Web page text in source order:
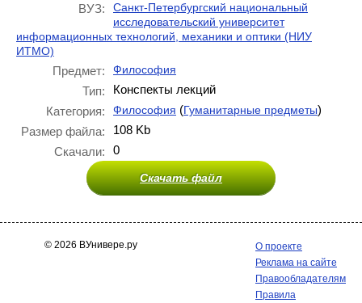
ВУЗ:
Санкт-Петербургский национальный
исследовательский университет
информационных технологий, механики и оптики (НИУ
ИТМО)
Предмет: Философия
Тип:
Конспекты лекций
Категория:
Философия (Гуманитарные предметы)
Размер файла:
108 Kb
Скачали:
0
Скачать файл
© 2026 ВУнивере.ру
О проекте
Реклама на сайте
Правообладателям
Правила